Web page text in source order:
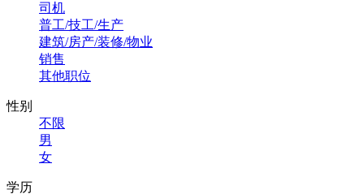
司机
普工/技工/生产
建筑/房产/装修/物业
销售
其他职位
性别
不限
男
女
学历